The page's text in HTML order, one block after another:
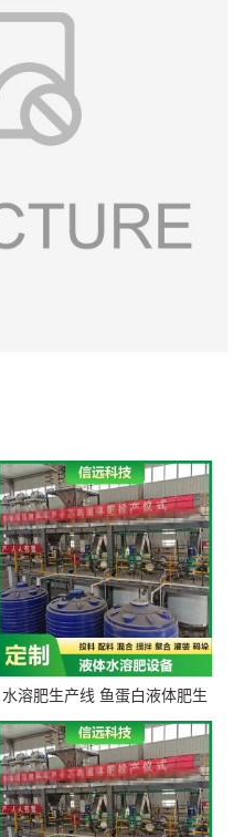
水溶肥生产线 鱼蛋白液体肥生
产设备 氨基酸液态肥全套设备